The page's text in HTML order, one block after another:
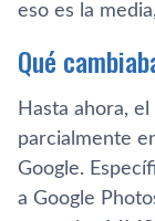
eso es la
Qué
Hasta ahora,
parcialmente
Google.
a Google